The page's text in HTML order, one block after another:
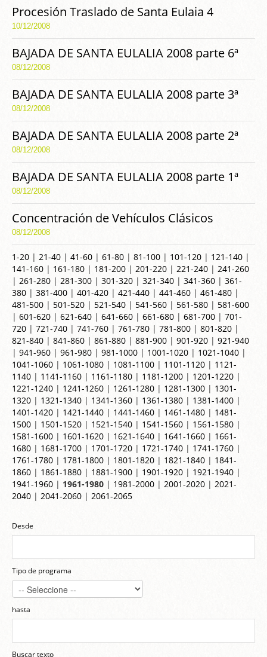
Procesión Traslado de Santa Eulaia 4
10/12/2008
BAJADA DE SANTA EULALIA 2008 parte 6ª
08/12/2008
BAJADA DE SANTA EULALIA 2008 parte 3ª
08/12/2008
BAJADA DE SANTA EULALIA 2008 parte 2ª
08/12/2008
BAJADA DE SANTA EULALIA 2008 parte 1ª
08/12/2008
Concentración de Vehículos Clásicos
08/12/2008
1-20 | 21-40 | 41-60 | 61-80 | 81-100 | 101-120 | 121-140 |
141-160 | 161-180 | 181-200 | 201-220 | 221-240 | 241-260
| 261-280 | 281-300 | 301-320 | 321-340 | 341-360 | 361-
380 | 381-400 | 401-420 | 421-440 | 441-460 | 461-480 |
481-500 | 501-520 | 521-540 | 541-560 | 561-580 | 581-600
| 601-620 | 621-640 | 641-660 | 661-680 | 681-700 | 701-
720 | 721-740 | 741-760 | 761-780 | 781-800 | 801-820 |
821-840 | 841-860 | 861-880 | 881-900 | 901-920 | 921-940
| 941-960 | 961-980 | 981-1000 | 1001-1020 | 1021-1040 |
1041-1060 | 1061-1080 | 1081-1100 | 1101-1120 | 1121-
1140 | 1141-1160 | 1161-1180 | 1181-1200 | 1201-1220 |
1221-1240 | 1241-1260 | 1261-1280 | 1281-1300 | 1301-
1320 | 1321-1340 | 1341-1360 | 1361-1380 | 1381-1400 |
1401-1420 | 1421-1440 | 1441-1460 | 1461-1480 | 1481-
1500 | 1501-1520 | 1521-1540 | 1541-1560 | 1561-1580 |
1581-1600 | 1601-1620 | 1621-1640 | 1641-1660 | 1661-
1680 | 1681-1700 | 1701-1720 | 1721-1740 | 1741-1760 |
1761-1780 | 1781-1800 | 1801-1820 | 1821-1840 | 1841-
1860 | 1861-1880 | 1881-1900 | 1901-1920 | 1921-1940 |
1941-1960 | 1961-1980 | 1981-2000 | 2001-2020 | 2021-
2040 | 2041-2060 | 2061-2065
Desde
Tipo de programa
hasta
Buscar texto